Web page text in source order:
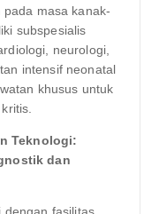
masa kanak-
subspesialis
neurologi,
intensif neonatal
khusus untuk
Teknologi:
dan